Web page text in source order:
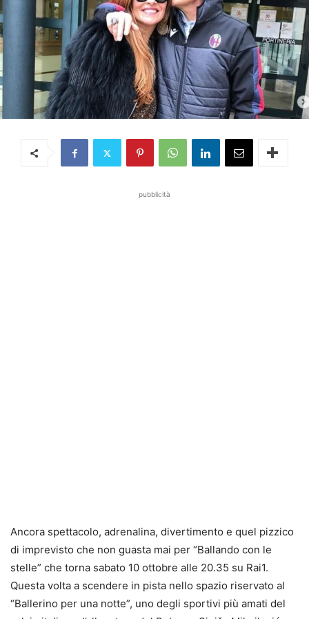
pubblicità
Ancora spettacolo, adrenalina, divertimento e quel pizzico
di imprevisto che non guasta mai per “Ballando con le
stelle” che torna sabato 10 ottobre alle 20.35 su Rai1.
Questa volta a scendere in pista nello spazio riservato al
“Ballerino per una notte”, uno degli sportivi più amati del